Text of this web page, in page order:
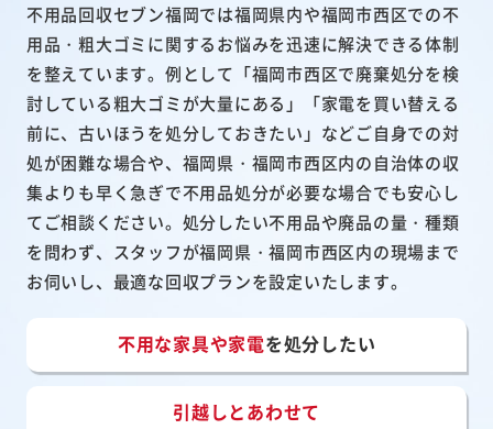
不用品回収セブン福岡では福岡県内や福岡市西区での不
用品・粗大ゴミに関するお悩みを迅速に解決できる体制
を整えています。例として「福岡市西区で廃棄処分を検
討している粗大ゴミが大量にある」「家電を買い替える
前に、古いほうを処分しておきたい」などご自身での対
処が困難な場合や、福岡県・福岡市西区内の自治体の収
集よりも早く急ぎで不用品処分が必要な場合でも安心し
てご相談ください。処分したい不用品や廃品の量・種類
を問わず、スタッフが福岡県・福岡市西区内の現場まで
お伺いし、最適な回収プランを設定いたします。
不用な家具や家電を処分したい
引越しとあわせて